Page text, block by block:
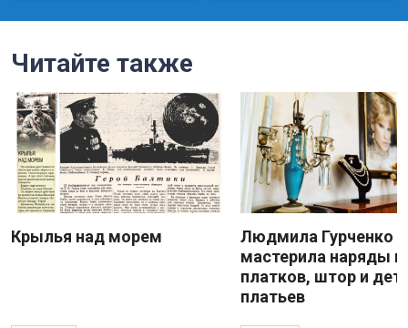
Читайте также
Крылья над морем
Людмила Гурченко
мастерила наряды
платков, штор и
платьев